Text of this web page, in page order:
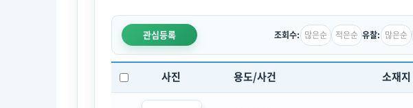
관심등록 조회수: 많은순 적은순 유찰: 많은순
사진 용도/사건 소재